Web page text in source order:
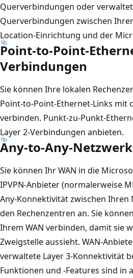
Querverbindungen oder
Querverbindungen zwischen
Location-Einrichtung und der
Point-to-Point-
Verbindungen
Sie können Ihre lokalen
Point-to-Point-Ethernet-Links mit
verbinden. Punkt-zu-Punkt-
Layer 2-Verbindungen anbieten.
Any-to-Any-
Sie können Ihr WAN in die
IPVPN-Anbieter (normalerweise
Any-Konnektivität zwischen Ihren
den Rechenzentren an. Sie
Ihrem WAN verbinden, damit sie
Zweigstelle aussieht. WAN-
verwaltete Layer 3-Konnektivität
Funktionen und -Features sind in